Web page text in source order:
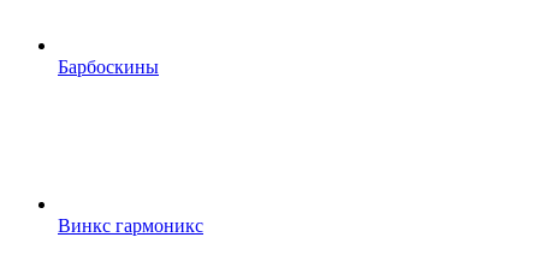
Барбоскины
Винкс гармоникс